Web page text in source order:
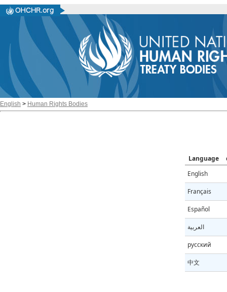
English > Human Rights Bodies
Language
English
Français
Español
العربية
русский
中文